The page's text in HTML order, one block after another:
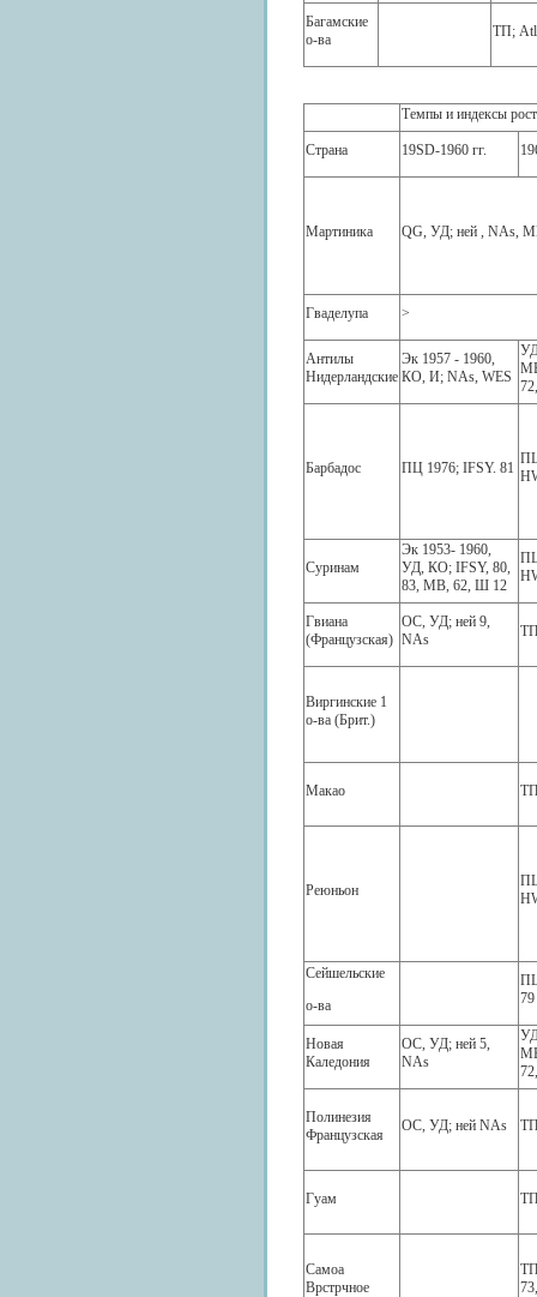
Багамские
о-ва
ТП;
Темпы и индексы
Страна 19SD-1960 гг.
Мартиника QG, УД; ней , NAs,
Гваделупа >
Антилы
Нидерландские
Эк 1957 - 1960,
КО, И; NAs, WES
Барбадос ПЦ 1976; IFSY. 81
Суринам
Эк 1953- 1960,
УД, КО; IFSY, 80,
83, MB, 62, Ш 12
Гвиана
(Французская)
ОС, УД; ней 9,
NAs
Виргинские 1
о-ва (Брит.)
Макао
Реюньон
Сейшельские
о-ва
79
Новая
Каледония
ОС, УД; ней 5,
NAs
Полинезия
Французская
ОС, УД; ней NAs
Гуам
Самоа
Врстрчное